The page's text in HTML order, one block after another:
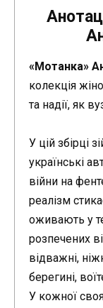
«Мотанка»
колекція
та надії, як
У цій збірці
українські
війни на
реалізм
оживають у
розпечених
відважні,
берегині,
У кожної